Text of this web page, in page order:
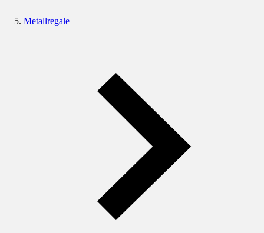
Metallregale